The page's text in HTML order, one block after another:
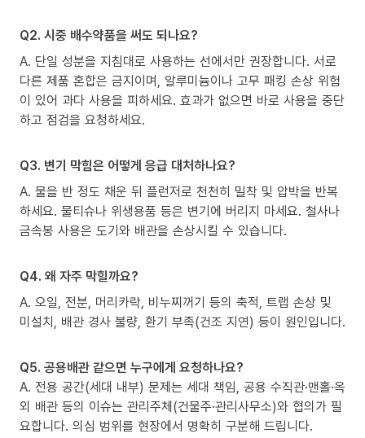
Q2. 시중 배수약품을 써도 되나요?
A. 단일 성분을 지침대로 사용하는 선에서만 권장합니다. 서로
다른 제품 혼합은 금지이며, 알루미늄이나 고무 패킹 손상 위험
이 있어 과다 사용을 피하세요. 효과가 없으면 바로 사용을 중단
하고 점검을 요청하세요.
Q3. 변기 막힘은 어떻게 응급 대처하나요?
A. 물을 반 정도 채운 뒤 플런저로 천천히 밀착 및 압박을 반복
하세요. 물티슈나 위생용품 등은 변기에 버리지 마세요. 철사나
금속봉 사용은 도기와 배관을 손상시킬 수 있습니다.
Q4. 왜 자주 막힐까요?
A. 오일, 전분, 머리카락, 비누찌꺼기 등의 축적, 트랩 손상 및
미설치, 배관 경사 불량, 환기 부족(건조 지연) 등이 원인입니다.
Q5. 공용배관 같으면 누구에게 요청하나요?
A. 전용 공간(세대 내부) 문제는 세대 책임, 공용 수직관·맨홀·옥
외 배관 등의 이슈는 관리주체(건물주·관리사무소)와 협의가 필
요합니다. 의심 범위를 현장에서 명확히 구분해 드립니다.